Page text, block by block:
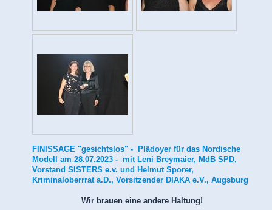
FINISSAGE "gesichtslos" - Plädoyer für das Nordische
Modell am 28.07.2023 - mit Leni Breymaier, MdB SPD,
Vorstand SISTERS e.v. und Helmut Sporer,
Kriminaloberrrat a.D., Vorsitzender DIAKA e.V., Augsburg
Wir brauen eine andere Haltung!